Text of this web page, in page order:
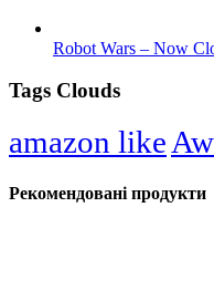
Robot Wars – Now
Tags Clouds
amazon like
Рекомендовані продукти